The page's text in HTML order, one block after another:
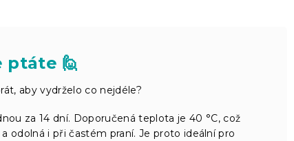
ptáte 🙋
aby vydrželo co nejdéle?
za 14 dní. Doporučená teplota je 40 °C, což
odolná i při častém praní. Je proto ideální pro